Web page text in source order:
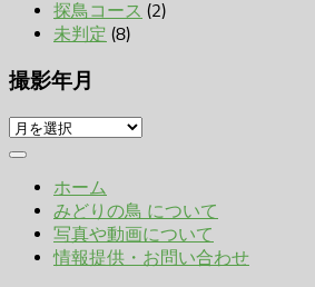
探鳥コース (2)
未判定 (8)
撮影年月
撮
影
ホーム
みどりの鳥 について
写真や動画について
情報提供・お問い合わせ